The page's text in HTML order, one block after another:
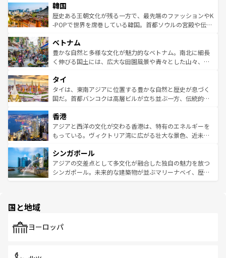
ワイを、存分に味わってほしい。 なお、新着のハワイ情報
はコンテンツ一覧を参照してほしい。
いる。アクティビティも充実しており、サーフィンやダイ
ビング、ハイキングなど、アウトドア好きにはたまらな
い。オーストラリアの多彩な魅力を存分に味わいつくそ
参照してほしい。
ン）、静ひつな山岳地帯である台湾東部など、都市の喧騒
と山間の静けさが共存しており、訪れる人に新しい発見と
驚きをもたらしてくれる。また、奥深い台湾の食文化も魅
容にもいいと評判のスイーツなど、バラエティ豊かな料理
が味わえる。 なお、新着の台湾情報は コンテンツ一覧を参
照してほしい。
韓国
歴史ある王朝文化が残る一方で、最先端のファッションやK
-POPで世界を席巻している韓国。首都ソウルの宮殿や伝統
き、地方に足を延ばせば四季折々の自然美を楽しむことが
できる。そして、キムチや焼肉、絶品のストリートフード
まで、さまざまな韓国料理が待っている。夜には、韓国な
リティに包まれながら、韓国の多彩な魅力を心ゆくまで味
わってみてほしい。 なお、新着の韓国情報はコンテンツ一
覧を参照してほしい。
ベトナム
豊かな自然と多様な文化が魅力的なベトナム。南北に細長
く伸びる国土には、広大な田園風景や青々とした山々、世
急速な発展と共に伝統が息づく。ハノイの古い町並みやホ
ーチミン市のフランス統治時代の建物も、独特の雰囲気を
醸し出している。また、バラエティの豊かさとおいしさで
とつ。フォーやバインミー、ベトナムコーヒーなどは、ぜ
ひ現地で味わいたい。どの地域を訪れてもあたたかい人々
が旅行者を迎えてくれるので、きっと忘れられない旅にな
参照してほしい。
タイ
タイは、東南アジアに位置する豊かな自然と歴史が息づく
国だ。首都バンコクは高層ビルが立ち並ぶ一方、伝統的な
の活気が交差している。北部ではチェンマイなどの山岳地
帯で自然と触れ合い、南部ではプーケットやクラビの美し
いビーチでリゾート気分を楽しむことができる。タイ料理
激する。気候は一年中温暖で、どの季節にも異なる楽しみ
が待っている。親しみやすいタイの人々、仏教を中心とし
た文化、そして多様な観光資源が、訪れる旅人を魅了し続
香港
アジアと西洋の文化が交わる香港は、特有のエネルギーを
もっている。ヴィクトリア湾に広がる壮大な景色、近未来
み、どこを訪れても感動するはず。観光スポットが密集し
ており、効率よく見どころを回れるのも魅力。息をのむよ
うな絶景から文化的な体験まで、香港を存分に楽しみ尽く
シンガポール
アジアの交差点として多文化が融合した独自の魅力を放つ
シンガポール。未来的な建築物が並ぶマリーナベイ、歴史
で、ホーカーズは地元の風情を楽しめる外せないスポット
国と地域
ヨーロッパ